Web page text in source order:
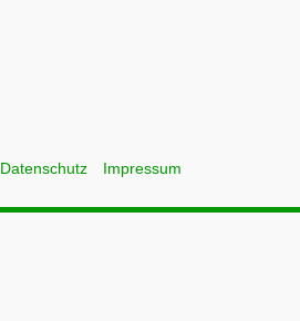
Datenschutz Impressum